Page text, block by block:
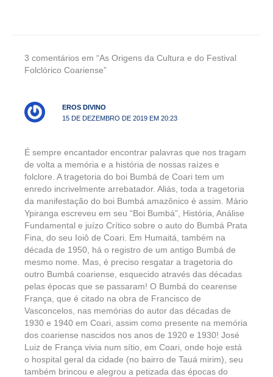
3 comentários em “As Origens da Cultura e do Festival
Folclórico Coariense”
EROS DIVINO
15 DE DEZEMBRO DE 2019 EM 20:23
É sempre encantador encontrar palavras que nos tragam
de volta a memória e a história de nossas raízes e
folclore. A tragetoria do boi Bumbá de Coari tem um
enredo incrivelmente arrebatador. Aliás, toda a tragetoria
da manifestação do boi Bumbá amazônico é assim. Mário
Ypiranga escreveu em seu “Boi Bumbá”, História, Análise
Fundamental e juízo Crítico sobre o auto do Bumbá Prata
Fina, do seu Ioiô de Coari. Em Humaitá, também na
década de 1950, há o registro de um antigo Bumbá de
mesmo nome. Mas, é preciso resgatar a tragetoria do
outro Bumbá coariense, esquecido através das décadas
pelas épocas que se passaram! O Bumbá do cearense
França, que é citado na obra de Francisco de
Vasconcelos, nas memórias do autor das décadas de
1930 e 1940 em Coari, assim como presente na memória
dos coariense nascidos nos anos de 1920 e 1930! José
Luiz de França vivia num sítio, em Coari, onde hoje está
o hospital geral da cidade (no bairro de Tauá mirim), seu
também brincou e alegrou a petizada das épocas do